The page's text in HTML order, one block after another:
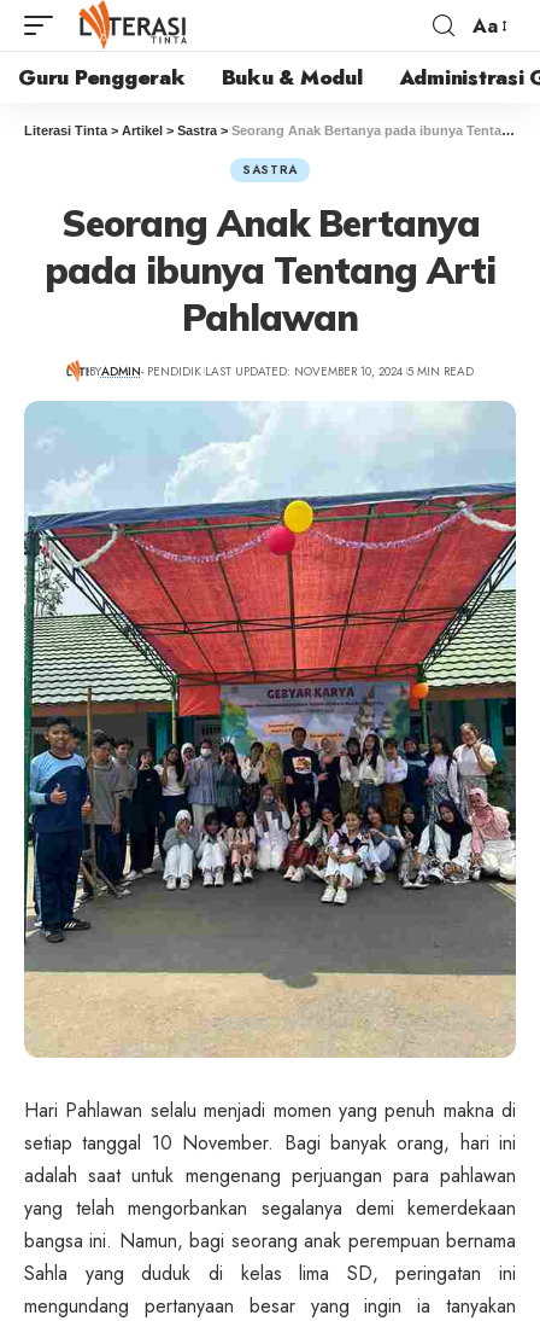
Aa
Guru Penggerak Buku & Modul Administrasi
Literasi Tinta > Artikel > Sastra > Seorang Anak Bertanya pada ibunya Tentang Arti Pahlawan
SASTRA
Seorang Anak Bertanya
pada ibunya Tentang Arti
Pahlawan
BYADMIN- PENDIDIK LAST UPDATED: NOVEMBER 10, 2024 5 MIN READ
Hari Pahlawan selalu menjadi momen yang penuh makna di
setiap tanggal 10 November. Bagi banyak orang, hari ini
adalah saat untuk mengenang perjuangan para pahlawan
yang telah mengorbankan segalanya demi kemerdekaan
bangsa ini. Namun, bagi seorang anak perempuan bernama
Sahla yang duduk di kelas lima SD, peringatan ini
mengundang pertanyaan besar yang ingin ia tanyakan